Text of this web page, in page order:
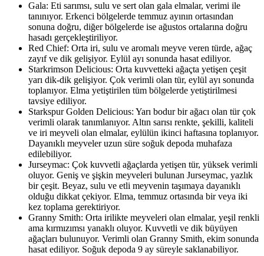
Gala: Eti sarımsı, sulu ve sert olan gala elmalar, verimi ile
tanınıyor. Erkenci bölgelerde temmuz ayının ortasından
sonuna doğru, diğer bölgelerde ise ağustos ortalarına doğru
hasadı gerçekleştiriliyor.
Red Chief: Orta iri, sulu ve aromalı meyve veren türde, ağaç
zayıf ve dik gelişiyor. Eylül ayı sonunda hasat ediliyor.
Starkrimson Delicious: Orta kuvvetteki ağaçta yetişen çeşit
yarı dik-dik gelişiyor. Çok verimli olan tür, eylül ayı sonunda
toplanıyor. Elma yetiştirilen tüm bölgelerde yetiştirilmesi
tavsiye ediliyor.
Starkspur Golden Delicious: Yarı bodur bir ağacı olan tür çok
verimli olarak tanımlanıyor. Altın sarısı renkte, şekilli, kaliteli
ve iri meyveli olan elmalar, eylülün ikinci haftasına toplanıyor.
Dayanıklı meyveler uzun süre soğuk depoda muhafaza
edilebiliyor.
Jurseymac: Çok kuvvetli ağaçlarda yetişen tür, yüksek verimli
oluyor. Geniş ve şişkin meyveleri bulunan Jurseymac, yazlık
bir çeşit. Beyaz, sulu ve etli meyvenin taşımaya dayanıklı
olduğu dikkat çekiyor. Elma, temmuz ortasında bir veya iki
kez toplama gerektiriyor.
Granny Smith: Orta irilikte meyveleri olan elmalar, yeşil renkli
ama kırmızımsı yanaklı oluyor. Kuvvetli ve dik büyüyen
ağaçları bulunuyor. Verimli olan Granny Smith, ekim sonunda
hasat ediliyor. Soğuk depoda 9 ay süreyle saklanabiliyor.